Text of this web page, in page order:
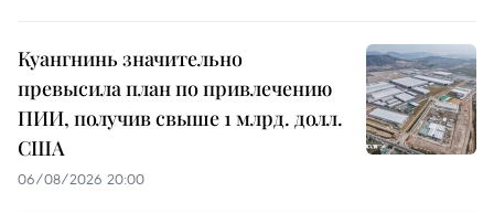
Куангнинь значительно
превысила план по привлечению
ПИИ, получив свыше 1 млрд. долл.
США
06/08/2026 20:00